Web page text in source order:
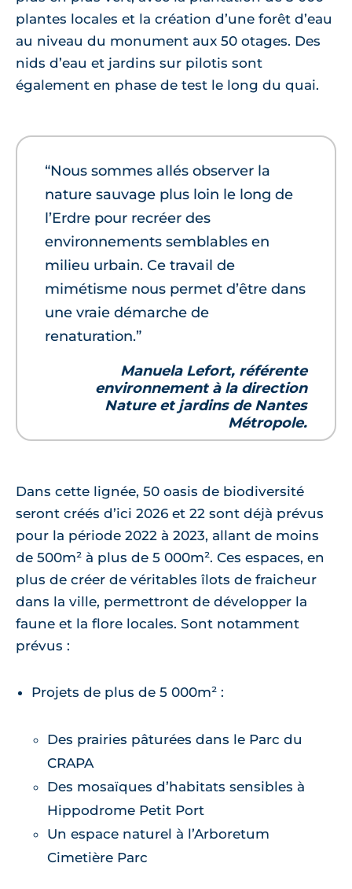
plantes locales et la création d’une forêt d’eau
au niveau du monument aux 50 otages. Des
nids d’eau et jardins sur pilotis sont
également en phase de test le long du quai.
“Nous sommes allés observer la
nature sauvage plus loin le long de
l’Erdre pour recréer des
environnements semblables en
milieu urbain. Ce travail de
mimétisme nous permet d’être dans
une vraie démarche de
renaturation.”
Manuela Lefort, référente
environnement à la direction
Nature et jardins de Nantes
Métropole.
Dans cette lignée, 50 oasis de biodiversité
seront créés d’ici 2026 et 22 sont déjà prévus
pour la période 2022 à 2023, allant de moins
de 500m² à plus de 5 000m². Ces espaces, en
plus de créer de véritables îlots de fraicheur
dans la ville, permettront de développer la
faune et la flore locales. Sont notamment
prévus :
Projets de plus de 5 000m² :
Des prairies pâturées dans le Parc du
CRAPA
Des mosaïques d’habitats sensibles à
Hippodrome Petit Port
Un espace naturel à l’Arboretum
Cimetière Parc